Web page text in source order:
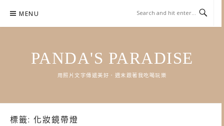
content
MENU
PANDA'S PARADISE
用照片文字傳遞美好．週末跟著我吃喝玩樂
標籤: 化妝鏡帶燈